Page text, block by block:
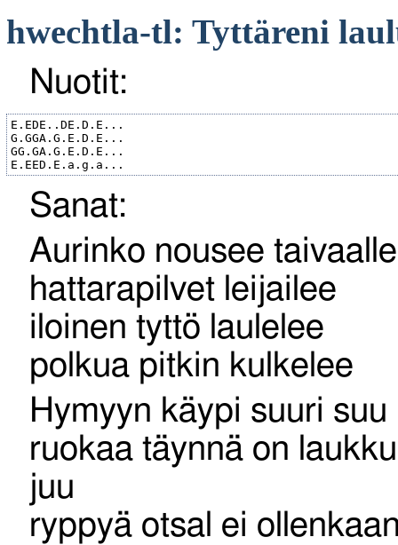
hwechtla-tl: Tyttäreni
Nuotit:
E.EDE..DE.D.E...
G.GGA.G.E.D.E...
GG.GA.G.E.D.E...
Sanat:
Aurinko nousee taivaalle
hattarapilvet leijailee
iloinen tyttö laulelee
polkua pitkin kulkelee
Hymyyn käypi suuri suu
ruokaa täynnä on
juu
ryppyä otsal ei